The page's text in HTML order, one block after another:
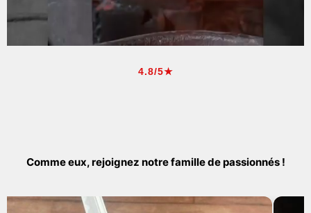
4.8/5★
Comme eux, rejoignez notre famille de passionnés !